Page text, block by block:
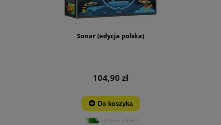
Sonar (edycja polska)
104,90 zł
Do koszyka
ostatnie sztuki!